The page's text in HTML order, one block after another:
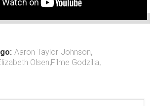
Aaron Taylor-Johnson,
Olsen,Filme Godzilla,